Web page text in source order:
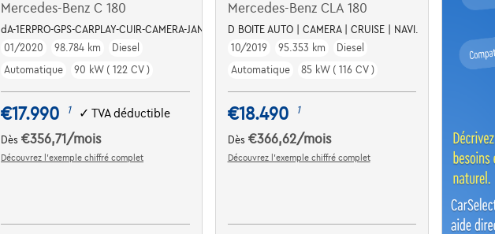
Mercedes-Benz C 180
dA-1ERPRO-GPS-CARPLAY-CUIR-CAMERA-JANTES19-PDC
01/2020
98.784 km
Diesel
Automatique
90 kW ( 122 CV )
€17.990 1 ✓TVA déductible
Dès€356,71 /mois
Découvrez l’exemple chiffré complet
Mercedes-Benz CLA 180
D BOITE AUTO | CAMERA | CRUISE | NAVI.
10/2019
95.353 km
Diesel
Automatique
85 kW ( 116 CV )
€18.490 1
Dès €366,62/mois
Découvrez l’exemple chiffré complet